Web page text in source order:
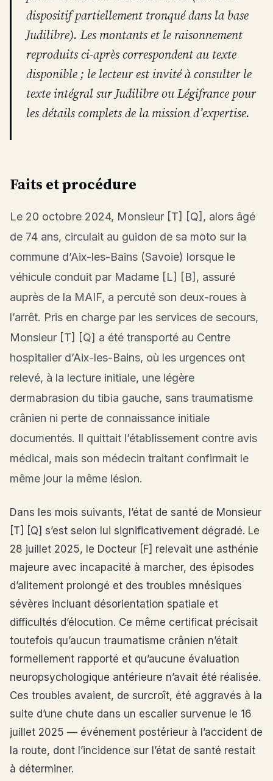
dispositif partiellement tronqué dans la base
Judilibre). Les montants et le raisonnement
reproduits ci-après correspondent au texte
disponible ; le lecteur est invité à consulter le
texte intégral sur Judilibre ou Légifrance pour
les détails complets de la mission d’expertise.
Faits et procédure
Le 20 octobre 2024, Monsieur [T] [Q], alors âgé
de 74 ans, circulait au guidon de sa moto sur la
commune d’Aix-les-Bains (Savoie) lorsque le
véhicule conduit par Madame [L] [B], assuré
auprès de la MAIF, a percuté son deux-roues à
l’arrêt. Pris en charge par les services de secours,
Monsieur [T] [Q] a été transporté au Centre
hospitalier d’Aix-les-Bains, où les urgences ont
relevé, à la lecture initiale, une légère
dermabrasion du tibia gauche, sans traumatisme
crânien ni perte de connaissance initiale
documentés. Il quittait l’établissement contre avis
médical, mais son médecin traitant confirmait le
même jour la même lésion.
Dans les mois suivants, l’état de santé de Monsieur
[T] [Q] s’est selon lui significativement dégradé. Le
28 juillet 2025, le Docteur [F] relevait une asthénie
majeure avec incapacité à marcher, des épisodes
d’alitement prolongé et des troubles mnésiques
sévères incluant désorientation spatiale et
difficultés d’élocution. Ce même certificat précisait
toutefois qu’aucun traumatisme crânien n’était
formellement rapporté et qu’aucune évaluation
neuropsychologique antérieure n’avait été réalisée.
Ces troubles avaient, de surcroît, été aggravés à la
suite d’une chute dans un escalier survenue le 16
juillet 2025 — événement postérieur à l’accident de
la route, dont l’incidence sur l’état de santé restait
à déterminer.